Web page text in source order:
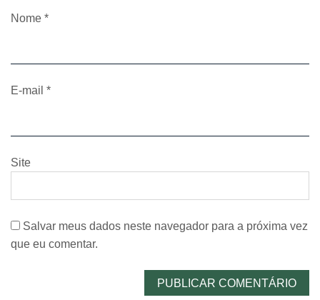
Nome *
E-mail *
Site
Salvar meus dados neste navegador para a próxima vez
que eu comentar.